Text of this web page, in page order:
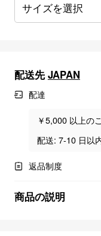
サイズを選択
配送先 JAPAN
配達
￥5,000 以上の
配送: 7-10 日以
返品制度
商品の説明